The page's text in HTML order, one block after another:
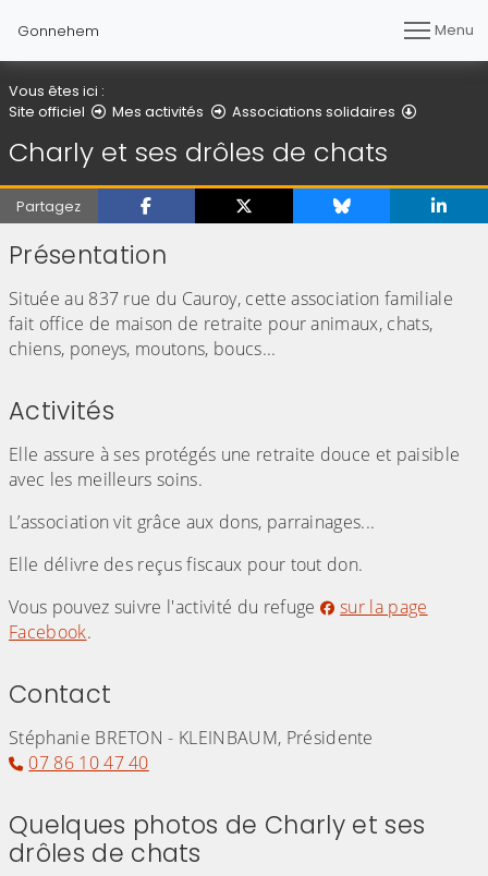
Gonnehem Menu
Vous êtes ici :
Site officiel
Mes activités Associations solidaires
Charly et ses drôles de chats
Partagez
Présentation
Située au 837 rue du Cauroy, cette association familiale
fait office de maison de retraite pour animaux, chats,
chiens, poneys, moutons, boucs...
Activités
Elle assure à ses protégés une retraite douce et paisible
avec les meilleurs soins.
L’association vit grâce aux dons, parrainages...
Elle délivre des reçus fiscaux pour tout don.
Vous pouvez suivre l'activité du refuge
sur la page
Facebook.
Contact
Stéphanie BRETON - KLEINBAUM, Présidente
07 86 10 47 40
Quelques photos de Charly et ses
drôles de chats